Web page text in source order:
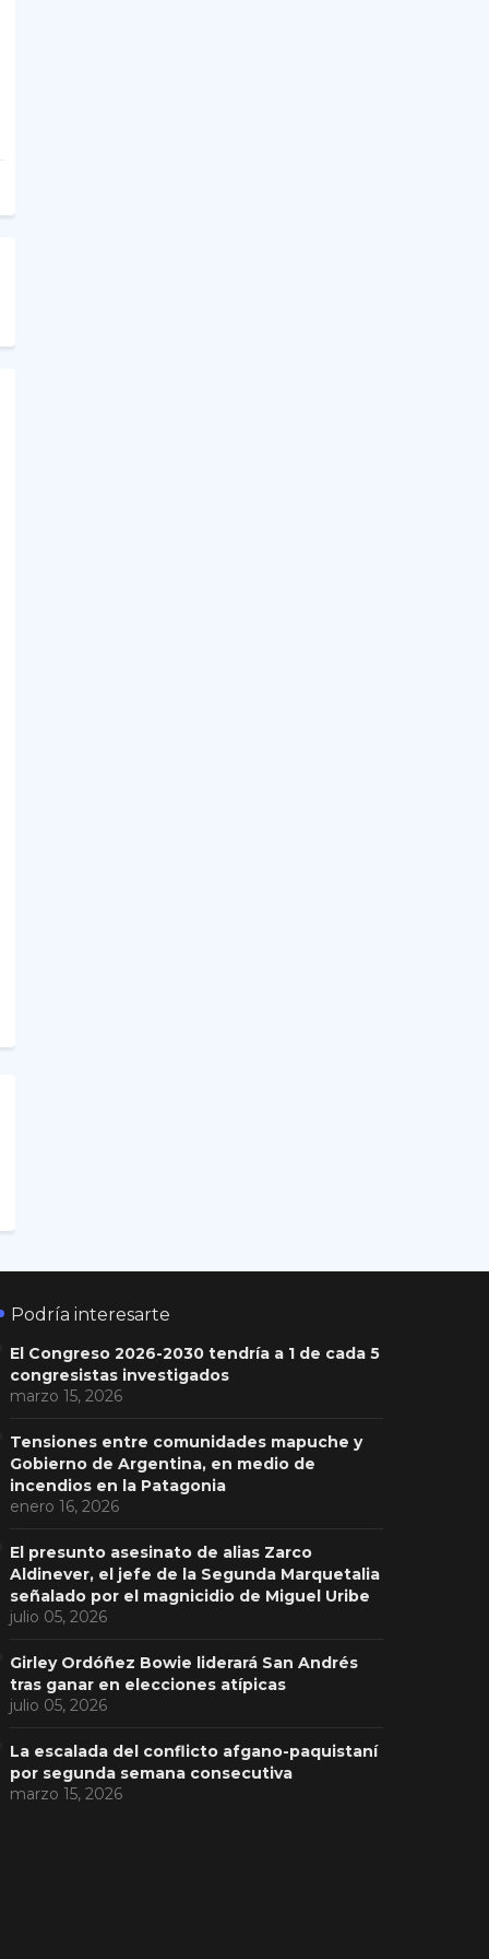
Podría interesarte
El Congreso 2026-2030 tendría a 1 de cada 5
congresistas investigados
marzo 15, 2026
Tensiones entre comunidades mapuche y
Gobierno de Argentina, en medio de
incendios en la Patagonia
enero 16, 2026
El presunto asesinato de alias Zarco
Aldinever, el jefe de la Segunda Marquetalia
señalado por el magnicidio de Miguel Uribe
julio 05, 2026
Girley Ordóñez Bowie liderará San Andrés
tras ganar en elecciones atípicas
julio 05, 2026
La escalada del conflicto afgano-paquistaní
por segunda semana consecutiva
marzo 15, 2026